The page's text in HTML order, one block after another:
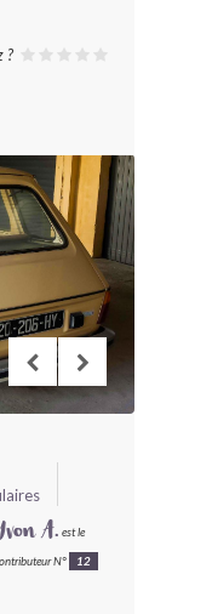
BLV ?
?
A. est le
N° 12